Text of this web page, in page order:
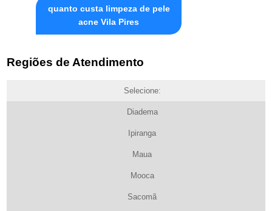
quanto custa limpeza de pele
acne Vila Pires
Regiões de Atendimento
Selecione:
Diadema
Ipiranga
Maua
Mooca
Sacomã